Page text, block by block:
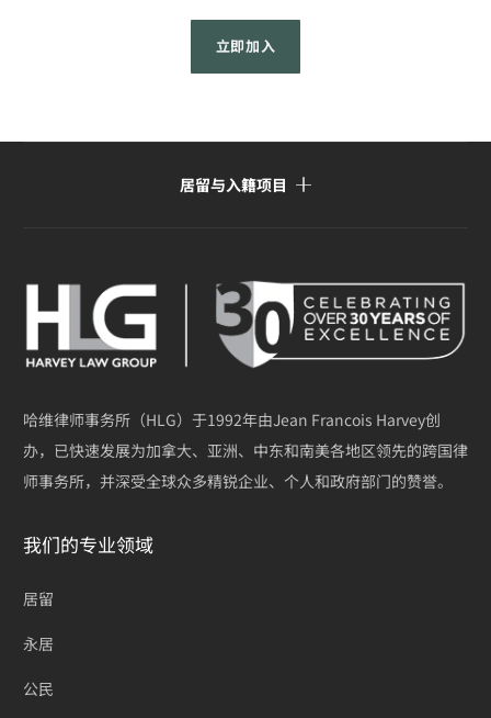
居留与入籍项目
哈维律师事务所（HLG）于1992年由Jean Francois Harvey创
办，已快速发展为加拿大、亚洲、中东和南美各地区领先的跨国律
师事务所，并深受全球众多精锐企业、个人和政府部门的赞誉。
我们的专业领域
居留
永居
公民